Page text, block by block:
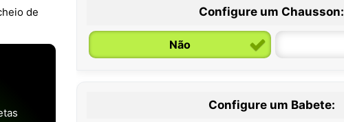
de
6 / 12 meses
Configure um Chausson:
Não
Configure um Babete: